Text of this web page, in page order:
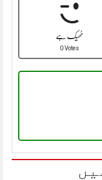
ٹھیک ہے
0 Votes